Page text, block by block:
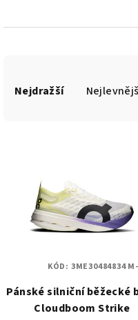
a
o
Nejdražší
r
Pánské silniční běžecké
Cloudboom Strike
KÓD: 3ME30484834